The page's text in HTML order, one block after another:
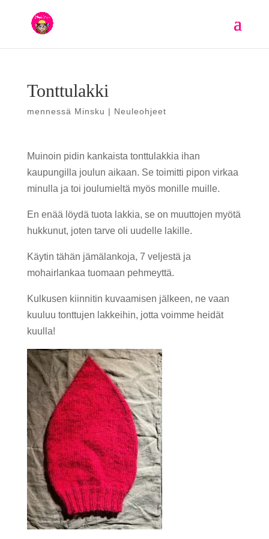
Tonttulakki
mennessä Minsku | Neuleohjeet
Muinoin pidin kankaista tonttulakkia ihan
kaupungilla joulun aikaan. Se toimitti pipon virkaa
minulla ja toi joulumieltä myös monille muille.
En enää löydä tuota lakkia, se on muuttojen myötä
hukkunut, joten tarve oli uudelle lakille.
Käytin tähän jämälankoja, 7 veljestä ja
mohairlankaa tuomaan pehmeyttä.
Kulkusen kiinnitin kuvaamisen jälkeen, ne vaan
kuuluu tonttujen lakkeihin, jotta voimme heidät
kuulla!